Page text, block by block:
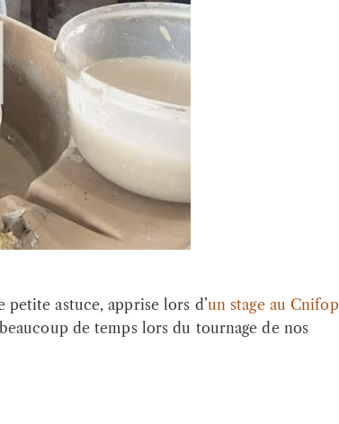
astuce, apprise lors d’un stage au Cnifop
de temps lors du tournage de nos